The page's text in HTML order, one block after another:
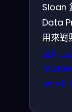
Sloan
Data
用來對
used-